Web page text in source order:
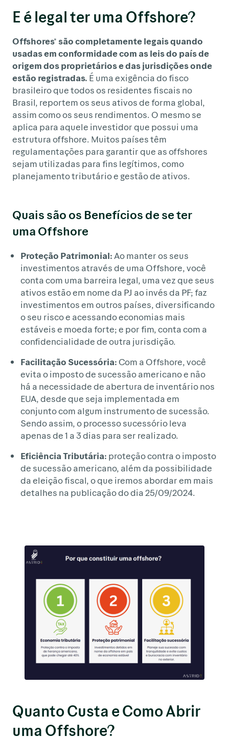
E é legal ter uma Offshore?
Offshores* são completamente legais quando
usadas em conformidade com as leis do país de
origem dos proprietários e das jurisdições onde
estão registradas. É uma exigência do fisco
brasileiro que todos os residentes fiscais no
Brasil, reportem os seus ativos de forma global,
assim como os seus rendimentos. O mesmo se
aplica para aquele investidor que possui uma
estrutura offshore. Muitos países têm
regulamentações para garantir que as offshores
sejam utilizadas para fins legítimos, como
planejamento tributário e gestão de ativos.
Quais são os Benefícios de se ter
uma Offshore
Proteção Patrimonial: Ao manter os seus
investimentos através de uma Offshore, você
conta com uma barreira legal, uma vez que seus
ativos estão em nome da PJ ao invés da PF; faz
investimentos em outros países, diversificando
o seu risco e acessando economias mais
estáveis e moeda forte; e por fim, conta com a
confidencialidade de outra jurisdição.
Facilitação Sucessória: Com a Offshore, você
evita o imposto de sucessão americano e não
há a necessidade de abertura de inventário nos
EUA, desde que seja implementada em
conjunto com algum instrumento de sucessão.
Sendo assim, o processo sucessório leva
apenas de 1 a 3 dias para ser realizado.
Eficiência Tributária: proteção contra o imposto
de sucessão americano, além da possibilidade
da eleição fiscal, o que iremos abordar em mais
detalhes na publicação do dia 25/09/2024.
Quanto Custa e Como Abrir
uma Offshore?